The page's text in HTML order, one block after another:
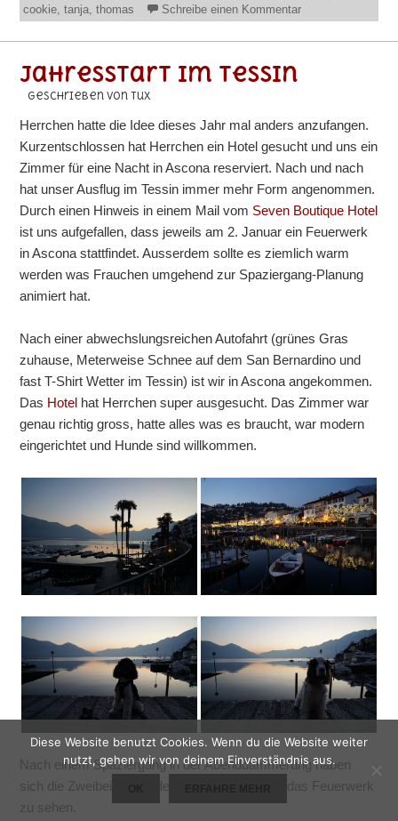
am
cookie ,tanja ,thomas Schreibe einen Kommentarzu Dellai-
Jahresstart im Tessin
geschrieben von Tux
Herrchen hatte die Idee dieses Jahr mal anders anzufangen.
Kurzentschlossen hat Herrchen ein Hotel gesucht und uns ein
Zimmer für eine Nacht in Ascona reserviert. Nach und nach
hat unser Ausflug im Tessin immer mehr Form angenommen.
Durch einen Hinweis in einem Mail vom Seven Boutique Hotel
ist uns aufgefallen, dass jeweils am 2. Januar ein Feuerwerk
in Ascona stattfindet. Ausserdem sollte es ziemlich warm
werden was Frauchen umgehend zur Spaziergang-Planung
animiert hat.
Nach einer abwechslungsreichen Autofahrt (grünes Gras
zuhause, Meterweise Schnee auf dem San Bernardino und
fast T-Shirt Wetter im Tessin) ist wir in Ascona angekommen.
Das Hotel hat Herrchen super ausgesucht. Das Zimmer war
genau richtig gross, hatte alles was es braucht, war modern
eingerichtet und Hunde sind willkommen.
Nach einem Spaziergang in der Abenddämmerung haben
sich die Zweibeiner auf den Weg gemacht um das Feuerwerk
zu sehen.
Diese Website benutzt Cookies. Wenn du die Website weiter
nutzt, gehen wir von deinem Einverständnis aus.